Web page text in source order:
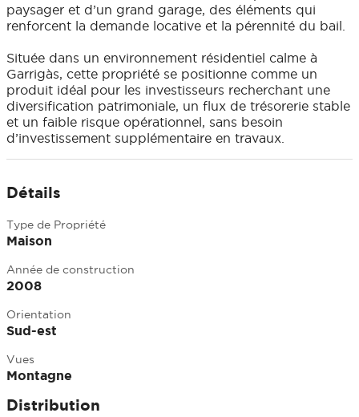
paysager et d’un grand garage, des éléments qui
renforcent la demande locative et la pérennité du bail.
Située dans un environnement résidentiel calme à
Garrigàs, cette propriété se positionne comme un
produit idéal pour les investisseurs recherchant une
diversification patrimoniale, un flux de trésorerie stable
et un faible risque opérationnel, sans besoin
d’investissement supplémentaire en travaux.
Détails
Type de Propriété
Maison
Année de construction
2008
Orientation
Sud-est
Vues
Montagne
Distribution